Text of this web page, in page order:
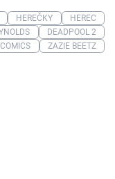
HEREČKY
HEREC
DEADPOOL 2
ZAZIE BEETZ